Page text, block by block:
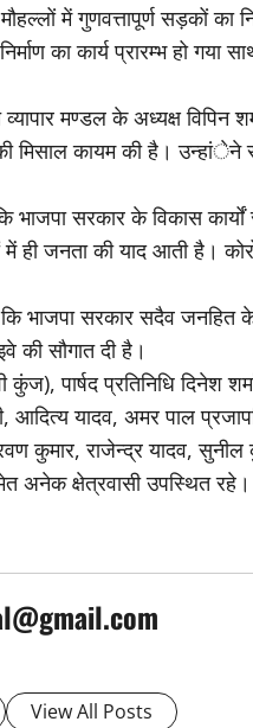
में गुणवत्तापूर्ण सड़कों
का कार्य प्रारम्भ हो
मण्डल के अध्यक्ष विपिन
मिसाल कायम की है। उन्हांेने
भाजपा सरकार के विकास
जनता की याद आती है।
भाजपा सरकार सदैव जनहित
की सौगात दी है।
प्रतिनिधि दिनेश
आदित्य यादव, अमर पाल
कुमार, राजेन्द्र यादव, सुनील
अनेक क्षेत्रवासी उपस्थित रहे।
View All Posts